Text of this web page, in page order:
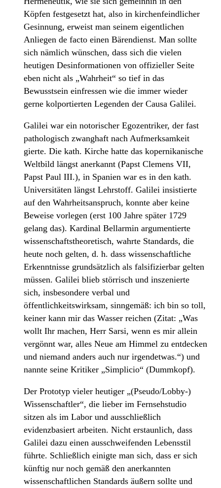
Köpfen festgesetzt hat, also in kirchenfeindlicher
Gesinnung, erweist man seinem eigentlichen
Anliegen de facto einen Bärendienst. Man sollte
sich nämlich wünschen, dass sich die vielen
heutigen Desinformationen von offizieller Seite
eben nicht als „Wahrheit“ so tief in das
Bewusstsein einfressen wie die immer wieder
gerne kolportierten Legenden der Causa Galilei.
Galilei war ein notorischer Egozentriker, der fast
pathologisch zwanghaft nach Aufmerksamkeit
gierte. Die kath. Kirche hatte das kopernikanische
Weltbild längst anerkannt (Papst Clemens VII,
Papst Paul III.), in Spanien war es in den kath.
Universitäten längst Lehrstoff. Galilei insistierte
auf den Wahrheitsanspruch, konnte aber keine
Beweise vorlegen (erst 100 Jahre später 1729
gelang das). Kardinal Bellarmin argumentierte
wissenschaftstheoretisch, wahrte Standards, die
heute noch gelten, d. h. dass wissenschaftliche
Erkenntnisse grundsätzlich als falsifizierbar gelten
müssen. Galilei blieb störrisch und inszenierte
sich, insbesondere verbal und
öffentlichkeitswirksam, sinngemäß: ich bin so toll,
keiner kann mir das Wasser reichen (Zitat: „Was
wollt Ihr machen, Herr Sarsi, wenn es mir allein
vergönnt war, alles Neue am Himmel zu entdecken
und niemand anders auch nur irgendetwas.“) und
nannte seine Kritiker „Simplicio“ (Dummkopf).
Der Prototyp vieler heutiger „(Pseudo/Lobby-)
Wissenschaftler“, die lieber im Fernsehstudio
sitzen als im Labor und ausschließlich
evidenzbasiert arbeiten. Nicht erstaunlich, dass
Galilei dazu einen ausschweifenden Lebensstil
führte. Schließlich einigte man sich, dass er sich
künftig nur noch gemäß den anerkannten
wissenschaftlichen Standards äußern sollte und